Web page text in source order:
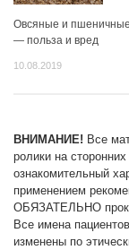
Овсяные и
— польза и вред
10.08.2019
ВНИМАНИЕ! Все
ролики на
ознакомительный
применением
ОБЯЗАТЕЛЬНО
Все имена
изменены по